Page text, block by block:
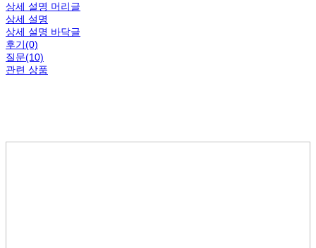
상세 설명 머리글
상세 설명
상세 설명 바닥글
후기(0)
질문(10)
관련 상품